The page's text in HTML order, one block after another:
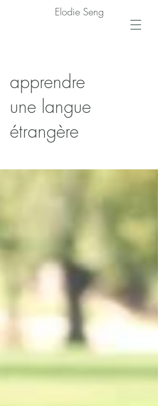
Elodie Seng
apprendre
une langue
étrangère